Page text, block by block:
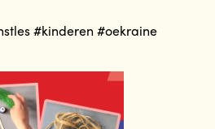
#kinderen #oekraine